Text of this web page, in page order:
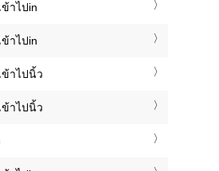
าไปin
าไปin
ข้าไปนิ้ว
ข้าไปนิ้ว